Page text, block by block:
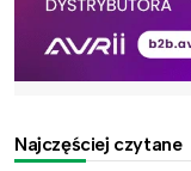
Najczęściej czytane